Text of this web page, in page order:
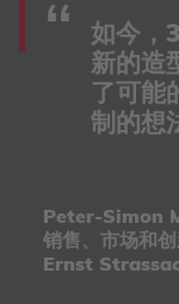
如今，
新的造
了可
制的想
Peter-Simon
销售、市场和
Ernst